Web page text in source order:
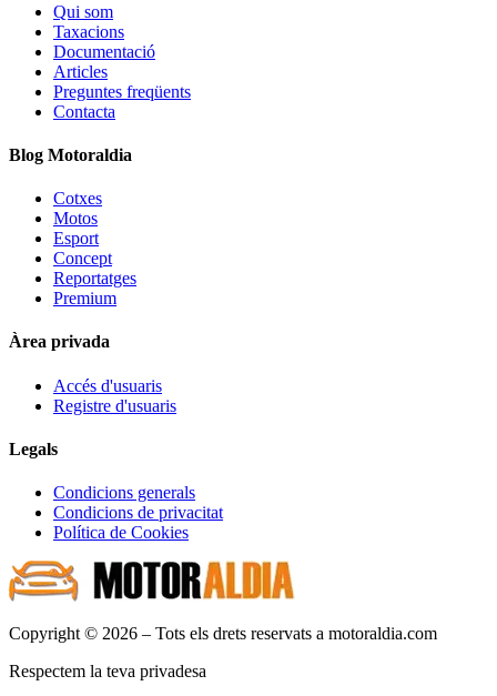
Qui som
Taxacions
Documentació
Articles
Preguntes freqüents
Contacta
Blog Motoraldia
Cotxes
Motos
Esport
Concept
Reportatges
Premium
Àrea privada
Accés d'usuaris
Registre d'usuaris
Legals
Condicions generals
Condicions de privacitat
Política de Cookies
Copyright © 2026 – Tots els drets reservats a motoraldia.com
Respectem la teva privadesa